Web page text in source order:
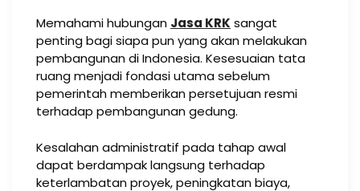
Memahami hubungan Jasa KRK sangat
penting bagi siapa pun yang akan melakukan
pembangunan di Indonesia. Kesesuaian tata
ruang menjadi fondasi utama sebelum
pemerintah memberikan persetujuan resmi
terhadap pembangunan gedung.
Kesalahan administratif pada tahap awal
dapat berdampak langsung terhadap
keterlambatan proyek, peningkatan biaya,